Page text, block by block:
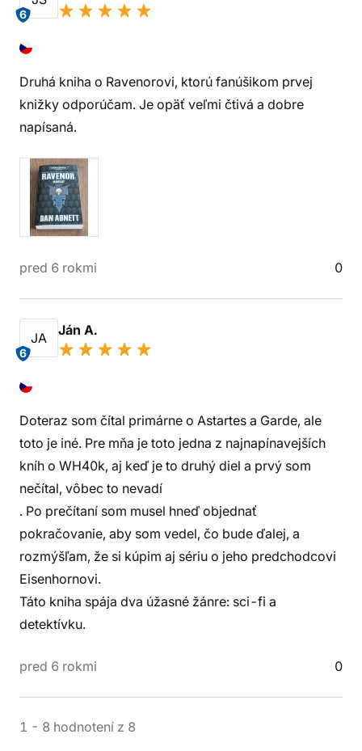
6
Druhá kniha o Ravenorovi, ktorú fanúšikom prvej
knižky odporúčam. Je opäť veľmi čtivá a dobre
napísaná.
pred 6 rokmi 0
JA
6
Ján A.
Doteraz som čítal primárne o Astartes a Garde, ale
toto je iné. Pre mňa je toto jedna z najnapínavejších
kníh o WH40k, aj keď je to druhý diel a prvý som
nečítal, vôbec to nevadí
. Po prečítaní som musel hneď objednať
pokračovanie, aby som vedel, čo bude ďalej, a
rozmýšľam, že si kúpim aj sériu o jeho predchodcovi
Eisenhornovi.
Táto kniha spája dva úžasné žánre: sci-fi a
detektívku.
pred 6 rokmi 0
1 - 8 hodnotení z 8